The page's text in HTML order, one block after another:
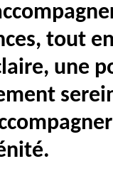
tout
une